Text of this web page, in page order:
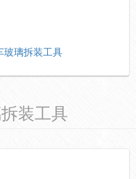
玻璃拆装工具
装工具